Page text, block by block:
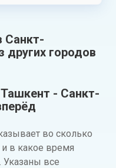
Санкт-
других городов
- Санкт-
во сколько
в какое время
Указаны все